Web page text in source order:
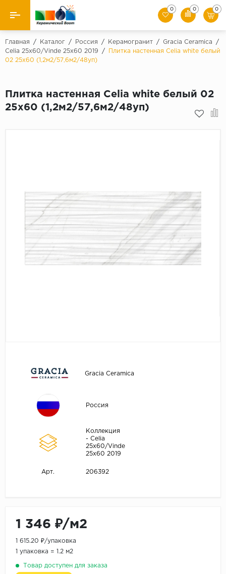
Назад
Производители
Керамогранит
0 0 0
Главная / Каталог / Россия / Керамогранит / Gracia Ceramica
/
Celia 25х60/Vinde 25х60 2019
/
Плитка настенная Celia white белый
02 25х60 (1,2м2/57,6м2/48уп)
Плитка настенная Celia white белый 02
25х60 (1,2м2/57,6м2/48уп)
Gracia Ceramica
Россия
Коллекция
- Celia
25х60/Vinde
25х60 2019
Арт. 206392
1 346 ₽/м2
1 615.20 ₽/упаковка
1 упаковка = 1.2 м2
Товар доступен для заказа